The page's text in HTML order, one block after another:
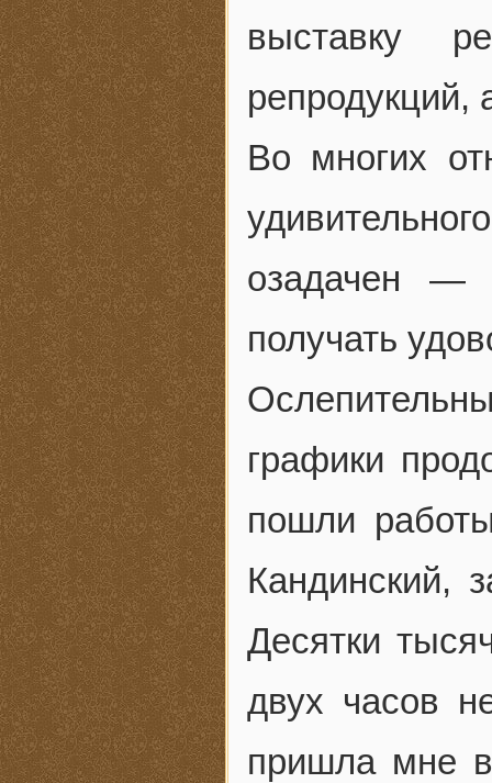
выставку
репродукций,
Во многих
озадачен
получать
графики
пошли
Кандинский,
Десятки
двух часов
пришла мне в